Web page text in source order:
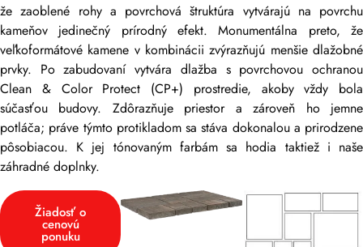
že zaoblené rohy a povrchová štruktúra vytvárajú na povrchu
kameňov jedinečný prírodný efekt. Monumentálna preto, že
veľkoformátové kamene v kombinácii zvýrazňujú menšie dlažobné
prvky. Po zabudovaní vytvára dlažba s povrchovou ochranou
Clean & Color Protect (CP+) prostredie, akoby vždy bola
súčasťou budovy. Zdôrazňuje priestor a zároveň ho jemne
potláča; práve týmto protikladom sa stáva dokonalou a prirodzene
pôsobiacou. K jej tónovaným farbám sa hodia taktiež i naše
záhradné doplnky.
Žiadosť o
cenovú
ponuku